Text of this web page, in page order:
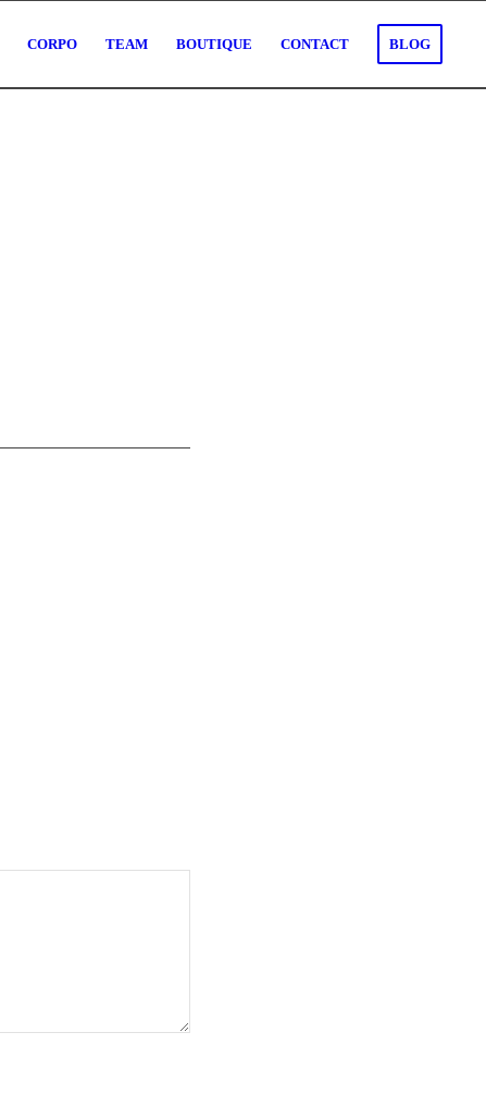
CORPO TEAM BOUTIQUE CONTACT BLOG